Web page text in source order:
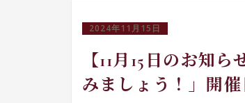
2024年11月15日
【11月15日のお知
みましょう！」開催